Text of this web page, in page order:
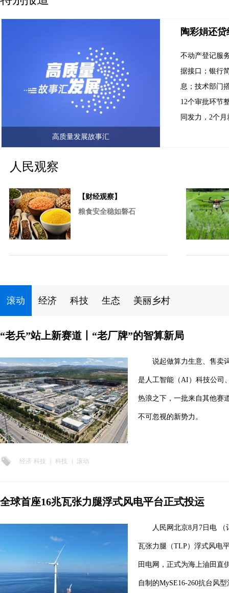
高质量发展故事汇
陶彩娟还
不动产登记服
据接口；银行
息；技术部门
12个审批环节
同发力，2个
人民观察
【财经观察】
粮食安全稳如磐石
滚动 经济 科技 生态 美丽乡村
“老兵”站上新赛道丨“老厂牌”的智算新局
说起做算力生意、售卖
是人工智能（AI）科技公司
热浪之下，一批来自其他赛
不可忽视的新势力。
经济·科技 | 科技 | 滚动
全球首座16兆瓦张力腿浮式风电平台正式投运
人民网北京8月7日电
瓦张力腿（TLP）浮式风电
田电网，正式为海上油田直
自制的MySE16-260抗台风